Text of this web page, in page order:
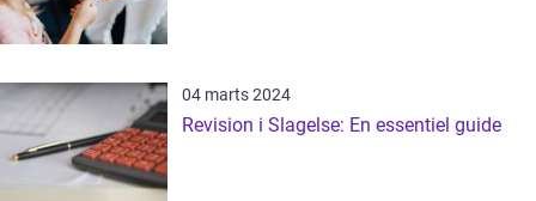
04 marts 2024
Revision i Slagelse: En essentiel guide